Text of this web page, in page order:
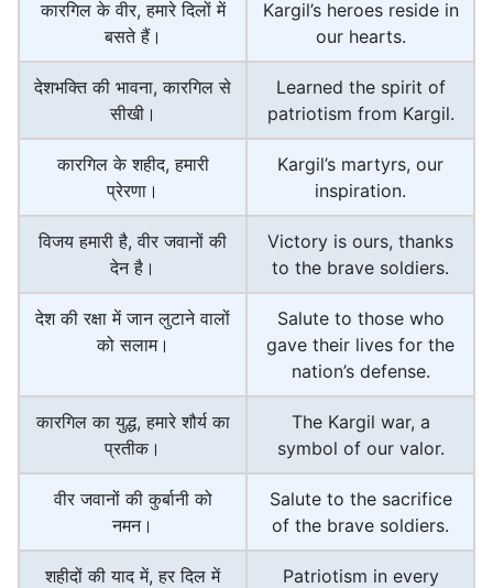
कारगिल के वीर, हमारे दिलों में
बसते हैं।
Kargil’s heroes reside in
our hearts.
देशभक्ति की भावना, कारगिल से
सीखी।
Learned the spirit of
patriotism from Kargil.
कारगिल के शहीद, हमारी
प्रेरणा।
Kargil’s martyrs, our
inspiration.
विजय हमारी है, वीर जवानों की
देन है।
Victory is ours, thanks
to the brave soldiers.
देश की रक्षा में जान लुटाने वालों
को सलाम।
Salute to those who
gave their lives for the
nation’s defense.
कारगिल का युद्ध, हमारे शौर्य का
प्रतीक।
The Kargil war, a
symbol of our valor.
वीर जवानों की कुर्बानी को
नमन।
Salute to the sacrifice
of the brave soldiers.
शहीदों की याद में, हर दिल में
Patriotism in every